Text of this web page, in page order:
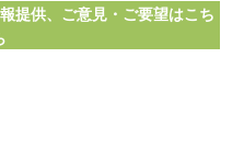
提供、ご意見・ご要望はこち